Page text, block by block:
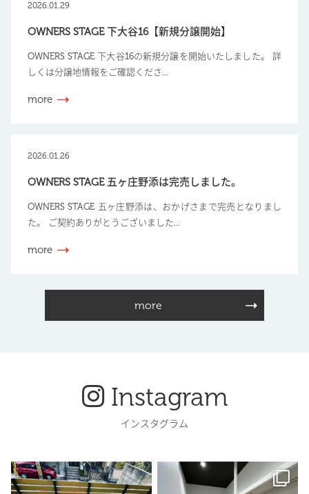
2026.01.29
OWNERS STAGE 下大谷16【新規分譲開始】
OWNERS STAGE 下大谷16の新規分譲を開始いたしました。 詳
しくは分譲地情報をご確認くださ...
more
2026.01.26
OWNERS STAGE 五ヶ庄野添は完売しました。
OWNERS STAGE 五ヶ庄野添は、おかげさまで完売となりまし
た。 ご契約ありがとうございました...
more
more
Instagram
インスタグラム